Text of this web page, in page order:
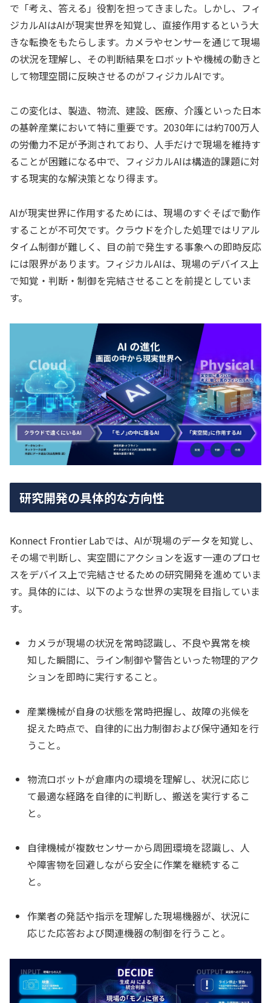
で「考え、答える」役割を担ってきました。しかし、フィ
ジカルAIはAIが現実世界を知覚し、直接作用するという大
きな転換をもたらします。カメラやセンサーを通じて現場
の状況を理解し、その判断結果をロボットや機械の動きと
して物理空間に反映させるのがフィジカルAIです。
この変化は、製造、物流、建設、医療、介護といった日本
の基幹産業において特に重要です。2030年には約700万人
の労働力不足が予測されており、人手だけで現場を維持す
ることが困難になる中で、フィジカルAIは構造的課題に対
する現実的な解決策となり得ます。
AIが現実世界に作用するためには、現場のすぐそばで動作
することが不可欠です。クラウドを介した処理ではリアル
タイム制御が難しく、目の前で発生する事象への即時反応
には限界があります。フィジカルAIは、現場のデバイス上
で知覚・判断・制御を完結させることを前提としていま
す。
研究開発の具体的な方向性
Konnect Frontier Labでは、AIが現場のデータを知覚し、
その場で判断し、実空間にアクションを返す一連のプロセ
スをデバイス上で完結させるための研究開発を進めていま
す。具体的には、以下のような世界の実現を目指していま
す。
カメラが現場の状況を常時認識し、不良や異常を検
知した瞬間に、ライン制御や警告といった物理的アク
ションを即時に実行すること。
産業機械が自身の状態を常時把握し、故障の兆候を
捉えた時点で、自律的に出力制御および保守通知を行
うこと。
物流ロボットが倉庫内の環境を理解し、状況に応じ
て最適な経路を自律的に判断し、搬送を実行するこ
と。
自律機械が複数センサーから周囲環境を認識し、人
や障害物を回避しながら安全に作業を継続するこ
と。
作業者の発話や指示を理解した現場機器が、状況に
応じた応答および関連機器の制御を行うこと。